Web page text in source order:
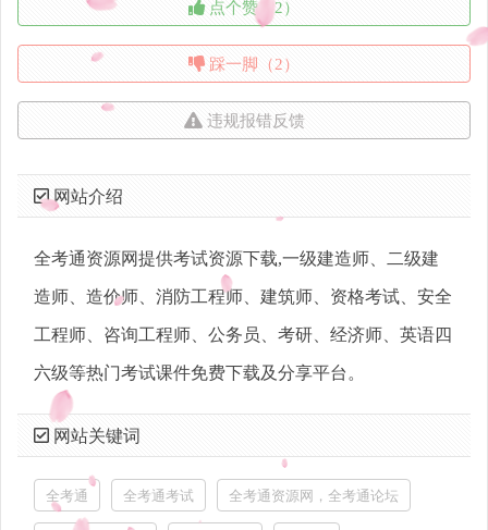
点个赞（2）
踩一脚（2）
违规报错反馈
网站介绍
全考通资源网提供考试资源下载,一级建造师、二级建
造师、造价师、消防工程师、建筑师、资格考试、安全
工程师、咨询工程师、公务员、考研、经济师、英语四
六级等热门考试课件免费下载及分享平台。
网站关键词
全考通 全考通考试 全考通资源网，全考通论坛